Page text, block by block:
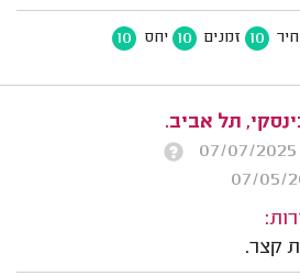
10 זמנים 10 יחס 10
תל אביב.
קצר.